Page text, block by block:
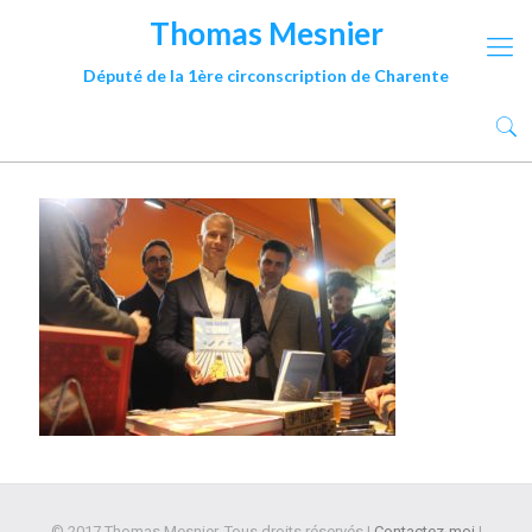
Thomas Mesnier
Député de la 1ère circonscription de Charente